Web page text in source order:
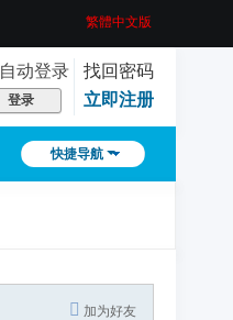
繁體中文版
自动登录
找回密码
登录 立即注册
快捷导航
加为好友